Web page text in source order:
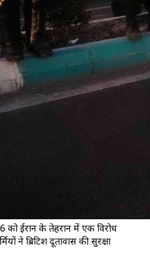
को ईरान के तेहरान में एक विरोध
ने ब्रिटिश दूतावास की सुरक्षा